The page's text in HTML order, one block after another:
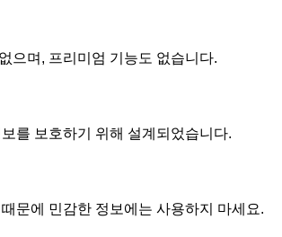
으며, 프리미엄 기능도 없습니다.
를 보호하기 위해 설계되었습니다.
문에 민감한 정보에는 사용하지 마세요.